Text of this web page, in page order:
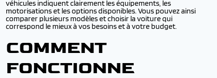
véhicules indiquent clairement les équipements, les
motorisations et les options disponibles. Vous pouvez ainsi
comparer plusieurs modèles et choisir la voiture qui
correspond le mieux à vos besoins et à votre budget.
COMMENT
FONCTIONNE